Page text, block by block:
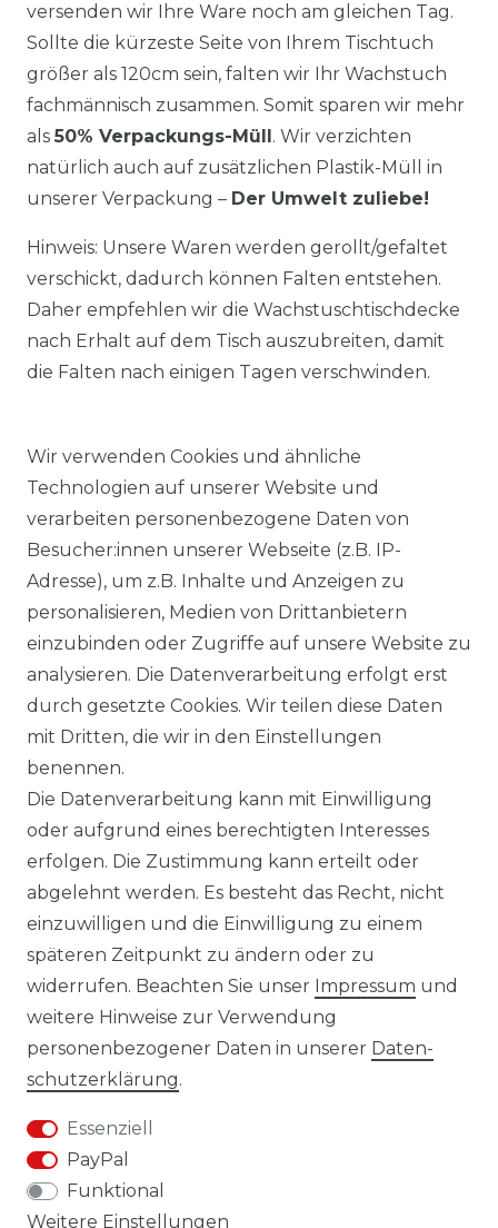
versenden wir Ihre Ware noch am gleichen Tag.
Sollte die kürzeste Seite von Ihrem Tischtuch
größer als 120cm sein, falten wir Ihr Wachstuch
fachmännisch zusammen. Somit sparen wir mehr
als 50% Verpackungs-Müll. Wir verzichten
natürlich auch auf zusätzlichen Plastik-Müll in
unserer Verpackung – Der Umwelt zuliebe!
Hinweis: Unsere Waren werden gerollt/gefaltet
verschickt, dadurch können Falten entstehen.
Daher empfehlen wir die Wachstuschtischdecke
nach Erhalt auf dem Tisch auszubreiten, damit
die Falten nach einigen Tagen verschwinden.
KOSTENLOSER & SCHNELLER VERSAND
LIEFERZEIT ETWA 1 BIS 3 WERKTAGE
14 TAGE RÜCKGABERECHT
Laro-Shop.de
06233-7705680
info@laro-shop.de
Montag - Freitag, 09:00 - 17:00
Widerrufs­recht
Wir verwenden Cookies und ähnliche
Technologien auf unserer Website und
verarbeiten personenbezogene Daten von
Besucher:innen unserer Webseite (z.B. IP-
Adresse), um z.B. Inhalte und Anzeigen zu
personalisieren, Medien von Drittanbietern
einzubinden oder Zugriffe auf unsere Website zu
analysieren. Die Datenverarbeitung erfolgt erst
durch gesetzte Cookies. Wir teilen diese Daten
mit Dritten, die wir in den Einstellungen
benennen.
Die Datenverarbeitung kann mit Einwilligung
oder aufgrund eines berechtigten Interesses
erfolgen. Die Zustimmung kann erteilt oder
abgelehnt werden. Es besteht das Recht, nicht
einzuwilligen und die Einwilligung zu einem
späteren Zeitpunkt zu ändern oder zu
widerrufen. Beachten Sie unser Impressum und
weitere Hinweise zur Verwendung
personenbezogener Daten in unserer Daten­
schutz­erklärung.
Essenziell
PayPal
Funktional
Weitere Einstellungen